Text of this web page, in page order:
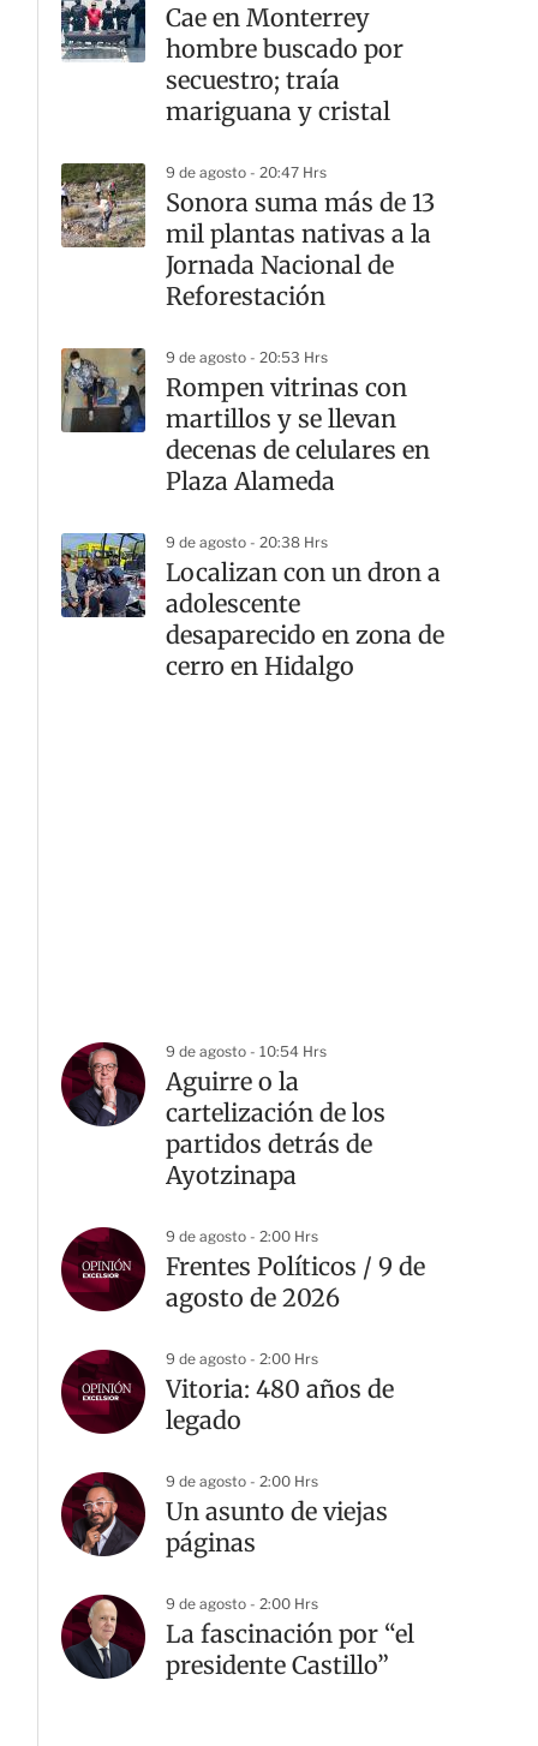
Cae en Monterrey
hombre buscado por
secuestro; traía
mariguana y cristal
9 de agosto - 20:47 Hrs
Sonora suma más de 13
mil plantas nativas a la
Jornada Nacional de
Reforestación
9 de agosto - 20:53 Hrs
Rompen vitrinas con
martillos y se llevan
decenas de celulares en
Plaza Alameda
9 de agosto - 20:38 Hrs
Localizan con un dron a
adolescente
desaparecido en zona de
cerro en Hidalgo
9 de agosto - 10:54 Hrs
Aguirre o la
cartelización de los
partidos detrás de
Ayotzinapa
9 de agosto - 2:00 Hrs
Frentes Políticos / 9 de
agosto de 2026
9 de agosto - 2:00 Hrs
Vitoria: 480 años de
legado
9 de agosto - 2:00 Hrs
Un asunto de viejas
páginas
9 de agosto - 2:00 Hrs
La fascinación por “el
presidente Castillo”